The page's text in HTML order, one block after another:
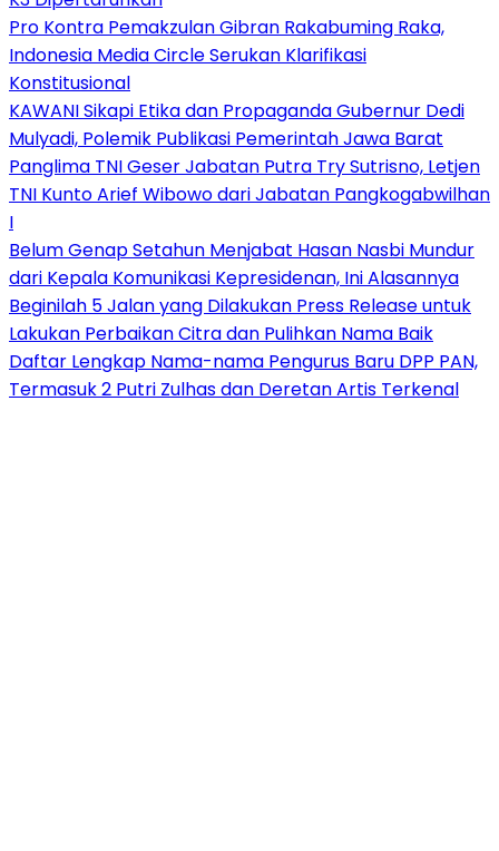
Pro Kontra Pemakzulan Gibran Rakabuming Raka,
Indonesia Media Circle Serukan Klarifikasi
Konstitusional
KAWANI Sikapi Etika dan Propaganda Gubernur Dedi
Mulyadi, Polemik Publikasi Pemerintah Jawa Barat
Panglima TNI Geser Jabatan Putra Try Sutrisno, Letjen
TNI Kunto Arief Wibowo dari Jabatan Pangkogabwilhan
I
Belum Genap Setahun Menjabat Hasan Nasbi Mundur
dari Kepala Komunikasi Kepresidenan, Ini Alasannya
Beginilah 5 Jalan yang Dilakukan Press Release untuk
Lakukan Perbaikan Citra dan Pulihkan Nama Baik
Daftar Lengkap Nama-nama Pengurus Baru DPP PAN,
Termasuk 2 Putri Zulhas dan Deretan Artis Terkenal